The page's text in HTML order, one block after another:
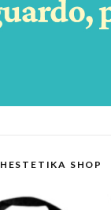
HESTETIKA SHOP